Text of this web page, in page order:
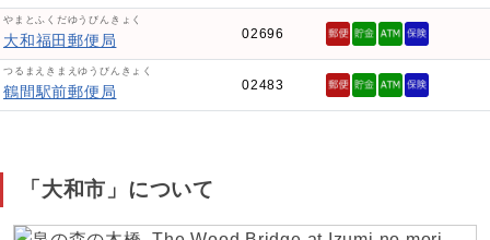
やまとふくだゆうびんきょく
大和福田郵便局 02696
つるまえきまえゆうびんきょく
鶴間駅前郵便局 02483
「大和市」について